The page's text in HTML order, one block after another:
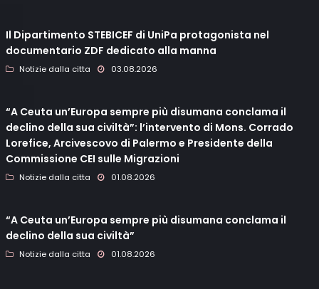
Il Dipartimento STEBICEF di UniPa protagonista nel
documentario ZDF dedicato alla manna
Notizie dalla citta 03.08.2026
“A Ceuta un’Europa sempre più disumana conclama il
declino della sua civiltà”: l’intervento di Mons. Corrado
Lorefice, Arcivescovo di Palermo e Presidente della
Commissione CEI sulle Migrazioni
Notizie dalla citta 01.08.2026
“A Ceuta un’Europa sempre più disumana conclama il
declino della sua civiltà”
Notizie dalla citta 01.08.2026